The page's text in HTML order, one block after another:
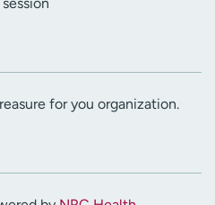
for you organization.